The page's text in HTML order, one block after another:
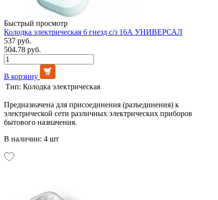
Быстрый просмотр
Колодка электрическая 6 гнезд с/з 16А УНИВЕРСАЛ
537 руб.
504.78 руб.
В корзину
Тип: Колодка электрическая
Предназначена для присоединения (разъединения) к
электрической сети различных электрических приборов
бытового назначения.
В наличии: 4 шт